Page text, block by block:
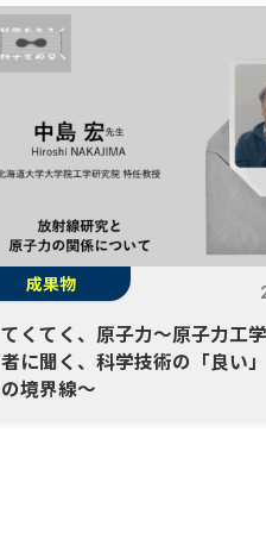
成果物
てくてく、原子力～原子力工
者に聞く、科学技術の「良い」
の境界線～